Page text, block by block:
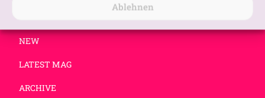
Ablehnen
NEW
LATEST MAG
ARCHIVE